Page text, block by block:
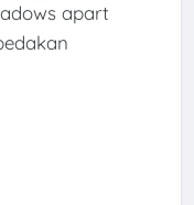
apart